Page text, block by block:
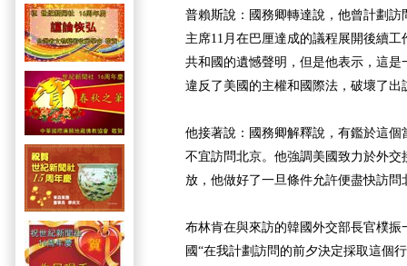
普賴斯說：國務卿轉達說，他曾計劃
主席11月在巴厘達成的議程展開後續
共和國的遺憾聲明，但是他表示，這
違反了美國的主權和國際法，破壞了出
他接著說：國務卿解釋說，有鑑於這
不宜訪問北京。他強調美國致力於外
放，他做好了一旦條件允許便盡快訪問
布林肯在與來訪的韓國外交部長官樸
國“在我計劃訪問的前夕決定採取這個